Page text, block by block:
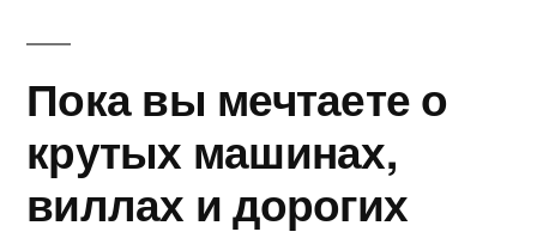
Пока вы мечтаете о
крутых машинах,
виллах и дорогих